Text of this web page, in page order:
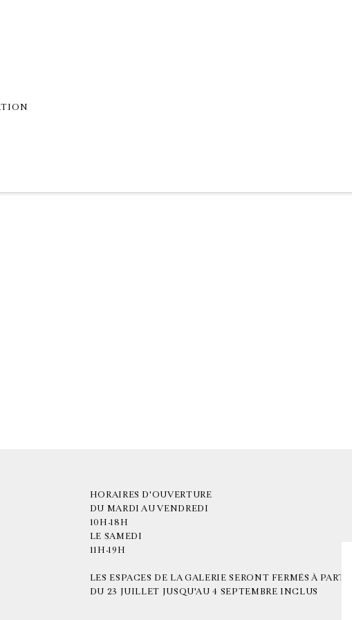
HORAIRES D'OUVERTURE
DU MARDI AU VENDREDI
10H-18H
LE SAMEDI
11H-19H
LES ESPACES DE LA GALERIE SERONT FERMÉS À PARTIR
DU 23 JUILLET JUSQU'AU 4 SEPTEMBRE INCLUS